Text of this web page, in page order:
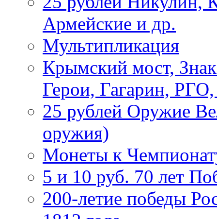
Армейские и др.
Мультипликация
Крымский мост,
Герои, Гагарин,
25 рублей Оружие
оружия)
Монеты к
5 и 10 руб. 70 лет
200-летие победы